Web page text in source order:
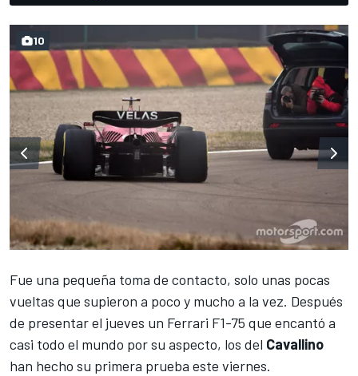
10
Fue una pequeña toma de contacto, solo unas pocas
vueltas que supieron a poco y mucho a la vez. Después
de presentar el jueves un Ferrari F1-75 que encantó a
casi todo el mundo por su aspecto, los del Cavallino
han hecho su primera prueba este viernes.